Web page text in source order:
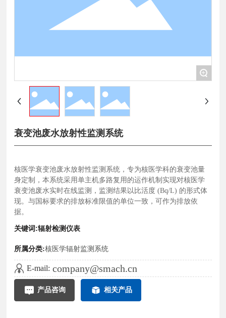
+
衰变池废水放射性监测系统
核医学衰变池废水放射性监测系统，专为核医学科的衰变池量
身定制，本系统采用单主机多路复用的运作机制实现对核医学
衰变池废水实时在线监测，监测结果以比活度 (Bq/L) 的形式体
现。与国标要求的排放标准限值的单位一致，可作为排放依
关键词:辐射检测仪表
所属分类:核医学辐射监测系统
E-mail: company@smach.cn
产品咨询 相关产品